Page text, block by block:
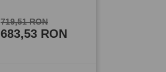
719,51 RON
683,53 RON